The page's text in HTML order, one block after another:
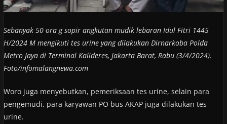
Sebanyak 50 ora g sopir angkutan mudik lebaran Idul Fitri 1445
H/2024 M mengikuti tes urine yang dilakukan Dirnarkoba Polda
Metro Jaya di Terminal Kalideres, Jakarta Barat, Rabu (3/4/2024).
Foto/infomalangnewa.com
Woro juga menyebutkan, pemeriksaan tes urine, selain para
pengemudi, para karyawan PO bus AKAP juga dilakukan tes
urine.